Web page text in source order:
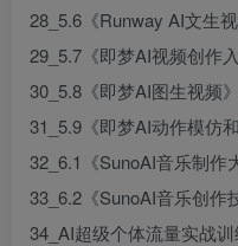
28_5.6《Runway AI文生
29_5.7《即梦AI视频创作
30_5.8《即梦AI图生视频
31_5.9《即梦AI动作模仿
32_6.1《SunoAI音乐制作
33_6.2《SunoAI音乐创作
34_AI超级个体流量实战